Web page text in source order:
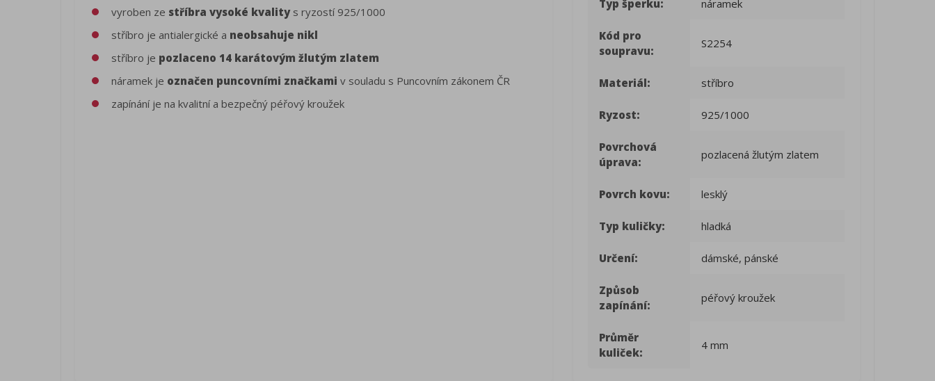
vyroben ze stříbra vysoké kvalitys ryzostí 925/1000
stříbro je antialergické a neobsahuje nikl
stříbro je pozlaceno 14 karátovým žlutým zlatem
náramek je označen puncovními značkami v souladu s Puncovním zákonem ČR
zapínání je na kvalitní a bezpečný péřový kroužek
Typ šperku: náramek
Kód pro
soupravu:
S2254
Materiál: stříbro
Ryzost: 925/1000
Povrchová
úprava:
pozlacená žlutým zlatem
Povrch kovu: lesklý
Typ kuličky: hladká
Určení: dámské, pánské
Způsob
zapínání:
péřový kroužek
Průměr
kuliček:
4 mm